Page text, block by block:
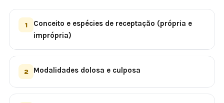
1
Conceito e espécies de receptação (própria e
imprópria)
2 Modalidades dolosa e culposa